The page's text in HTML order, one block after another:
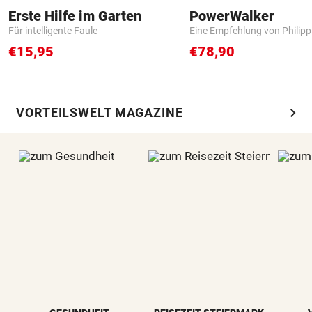
Erste Hilfe im Garten
Für intelligente Faule
€15,95
PowerWalker
Eine Empfehlung von
€78,90
VORTEILSWELT MAGAZINE chevron_right